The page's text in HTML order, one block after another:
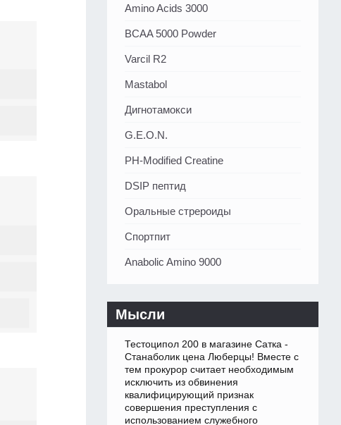
Amino Acids 3000
BCAA 5000 Powder
Varcil R2
Mastabol
Дигнотамокси
G.E.O.N.
PH-Modified Creatine
DSIP пептид
Оральные стрероиды
Спортпит
Anabolic Amino 9000
Мысли
Тестоципол 200 в магазине Сатка -
Станаболик цена Люберцы! Вместе с
тем прокурор считает необходимым
исключить из обвинения
квалифицирующий признак
совершения преступления с
использованием служебного